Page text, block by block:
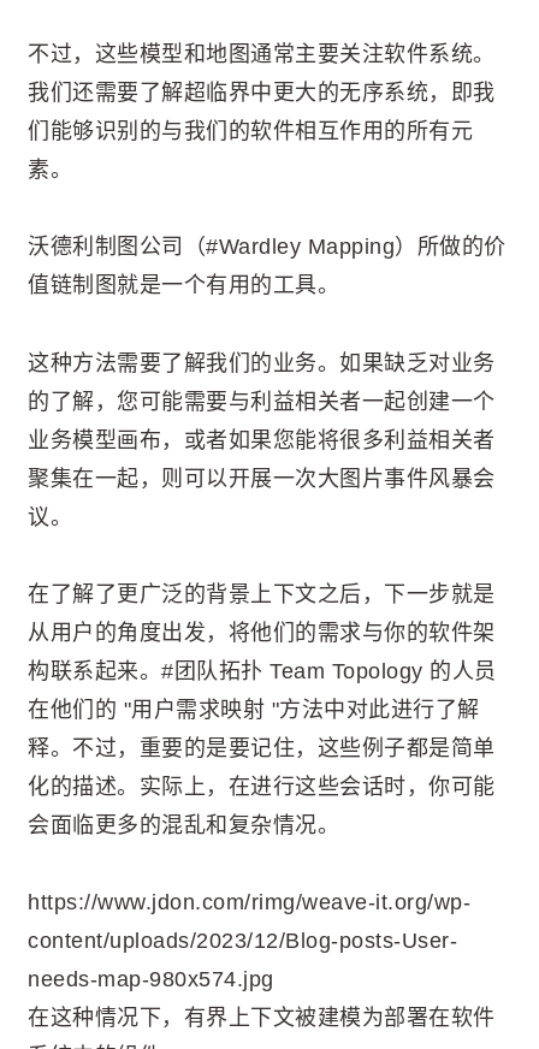
不过，这些模型和地图通常主要关注软件系统。
我们还需要了解超临界中更大的无序系统，即我
们能够识别的与我们的软件相互作用的所有元
素。
沃德利制图公司（#Wardley Mapping）所做的价
值链制图就是一个有用的工具。
这种方法需要了解我们的业务。如果缺乏对业务
的了解，您可能需要与利益相关者一起创建一个
业务模型画布，或者如果您能将很多利益相关者
聚集在一起，则可以开展一次大图片事件风暴会
议。
在了解了更广泛的背景上下文之后，下一步就是
从用户的角度出发，将他们的需求与你的软件架
构联系起来。#团队拓扑 Team Topology 的人员
在他们的 "用户需求映射 "方法中对此进行了解
释。不过，重要的是要记住，这些例子都是简单
化的描述。实际上，在进行这些会话时，你可能
会面临更多的混乱和复杂情况。
https://www.jdon.com/rimg/weave-it.org/wp-
content/uploads/2023/12/Blog-posts-User-
needs-map-980x574.jpg
在这种情况下，有界上下文被建模为部署在软件